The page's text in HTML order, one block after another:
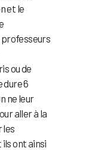
et le
ou de
dure 6
ne leur
aller à la
les
ont ainsi